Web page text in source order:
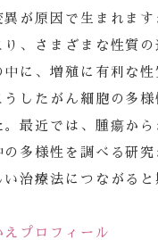
異が原因で生まれま
り、さまざまな性質
中に、増殖に有利な
うしたがん細胞の多
。最近では、腫瘍か
の多様性を調べる研
い治療法につながると
えプロフィール